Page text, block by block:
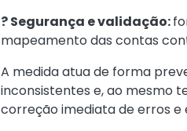
? Segurança e validação:
mapeamento das contas
A medida atua de forma
inconsistentes e, ao mesmo
correção imediata de erros e